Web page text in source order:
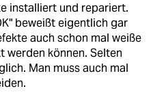
installiert und repariert.
beweißt eigentlich gar
auch schon mal weiße
werden können. Selten
Man muss auch mal